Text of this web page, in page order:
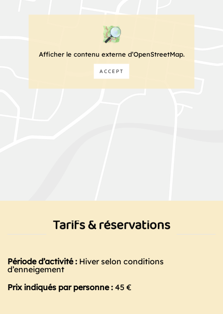
Afficher le contenu externe d’OpenStreetMap.
ACCEPT
Tarifs & réservations
Période d’activité : Hiver selon conditions
d’enneigement
Prix indiqués par personne : 45 €